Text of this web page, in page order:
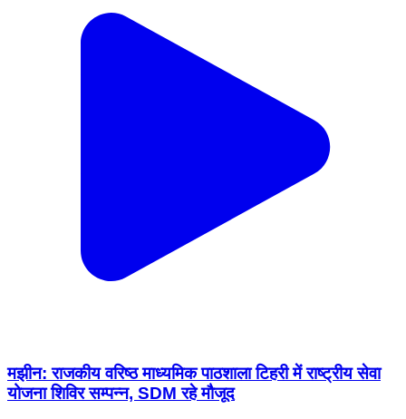
मझीन: राजकीय वरिष्ठ माध्यमिक पाठशाला टिहरी में राष्ट्रीय सेवा
योजना शिविर सम्पन्न, SDM रहे मौजूद